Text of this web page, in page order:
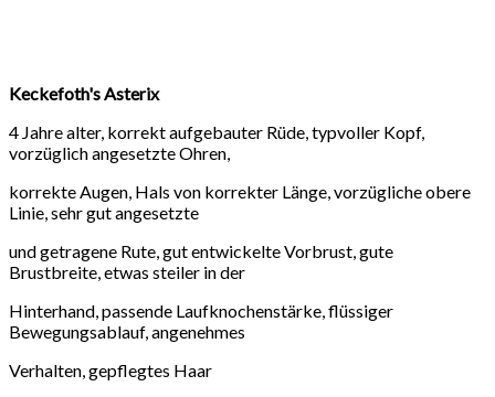
Keckefoth's Asterix
4 Jahre alter, korrekt aufgebauter Rüde, typvoller Kopf,
vorzüglich angesetzte Ohren,
korrekte Augen, Hals von korrekter Länge, vorzügliche obere
Linie, sehr gut angesetzte
und getragene Rute, gut entwickelte Vorbrust, gute
Brustbreite, etwas steiler in der
Hinterhand, passende Laufknochenstärke, flüssiger
Bewegungsablauf, angenehmes
Verhalten, gepflegtes Haar